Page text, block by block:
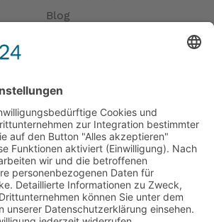
Blog
Versandpartner
Verfügbarkeiten
Zahlung und Versand
Datenschutz
Fernabsatz